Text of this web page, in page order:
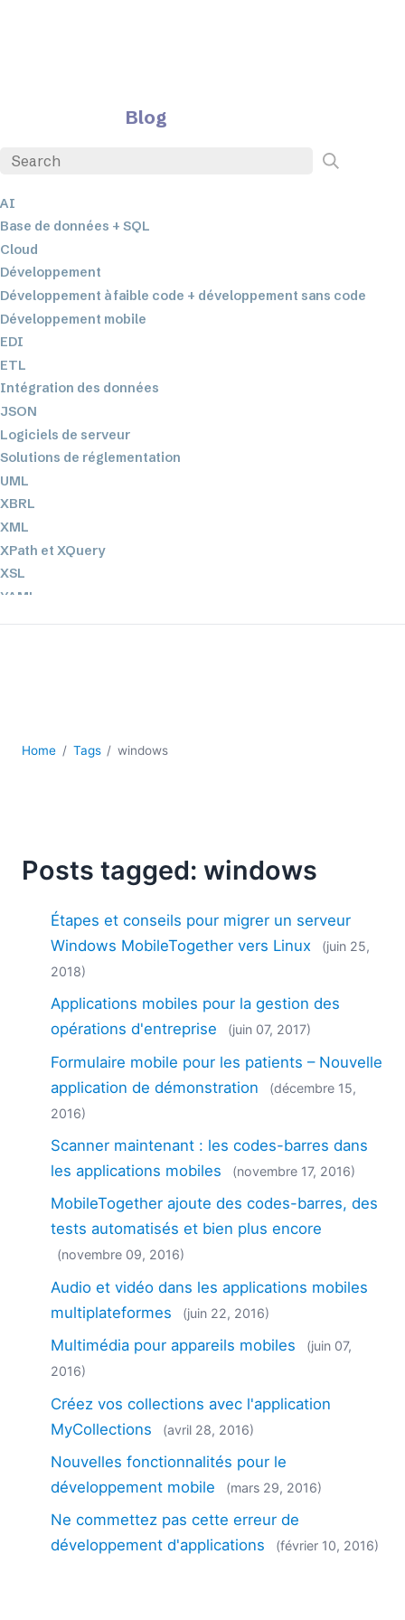
Blog
AI
Base de données + SQL
Cloud
Développement
Développement à faible code + développement sans code
Développement mobile
EDI
ETL
Intégration des données
JSON
Logiciels de serveur
Solutions de réglementation
UML
XBRL
XML
XPath et XQuery
XSL
YAML
2021
2016
2014
2013
2010
2009
2008
Home Tags windows
Posts tagged: windows
Étapes et conseils pour migrer un serveur
Windows MobileTogether vers Linux
(juin 25,
2018)
Applications mobiles pour la gestion des
opérations d'entreprise
(juin 07, 2017)
Formulaire mobile pour les patients – Nouvelle
application de démonstration
(décembre 15,
2016)
Scanner maintenant : les codes-barres dans
les applications mobiles
(novembre 17, 2016)
MobileTogether ajoute des codes-barres, des
tests automatisés et bien plus encore
(novembre 09, 2016)
Audio et vidéo dans les applications mobiles
multiplateformes
(juin 22, 2016)
Multimédia pour appareils mobiles
(juin 07,
2016)
Créez vos collections avec l'application
MyCollections
(avril 28, 2016)
Nouvelles fonctionnalités pour le
développement mobile
(mars 29, 2016)
Ne commettez pas cette erreur de
développement d'applications
(février 10, 2016)